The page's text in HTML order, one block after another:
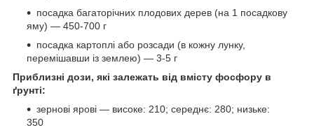
посадка багаторічних плодових дерев (на 1 посадкову
яму) — 450-700 г
посадка картоплі або розсади (в кожну лунку,
перемішавши із землею) — 3-5 г
Приблизні дози, які залежать від вмісту фосфору в
ґрунті:
зернові ярові — високе: 210; середнє: 280; низьке:
350